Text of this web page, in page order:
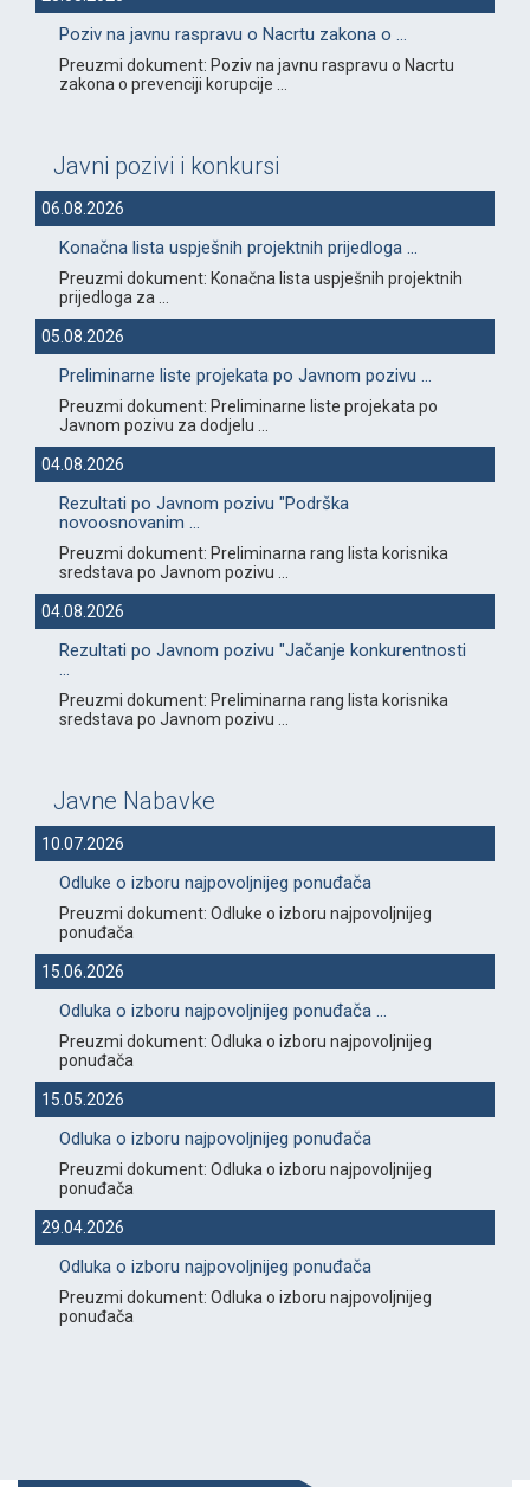
Poziv na javnu raspravu o Nacrtu zakona o ...
Preuzmi dokument: Poziv na javnu raspravu o Nacrtu
zakona o prevenciji korupcije ...
Javni pozivi i konkursi
06.08.2026
Konačna lista uspješnih projektnih prijedloga ...
Preuzmi dokument: Konačna lista uspješnih projektnih
prijedloga za ...
05.08.2026
Preliminarne liste projekata po Javnom pozivu ...
Preuzmi dokument: Preliminarne liste projekata po
Javnom pozivu za dodjelu ...
04.08.2026
Rezultati po Javnom pozivu "Podrška
novoosnovanim ...
Preuzmi dokument: Preliminarna rang lista korisnika
sredstava po Javnom pozivu ...
04.08.2026
Rezultati po Javnom pozivu "Jačanje konkurentnosti
...
Preuzmi dokument: Preliminarna rang lista korisnika
sredstava po Javnom pozivu ...
Javne Nabavke
10.07.2026
Odluke o izboru najpovoljnijeg ponuđača
Preuzmi dokument: Odluke o izboru najpovoljnijeg
ponuđača
15.06.2026
Odluka o izboru najpovoljnijeg ponuđača ...
Preuzmi dokument: Odluka o izboru najpovoljnijeg
ponuđača
15.05.2026
Odluka o izboru najpovoljnijeg ponuđača
Preuzmi dokument: Odluka o izboru najpovoljnijeg
ponuđača
29.04.2026
Odluka o izboru najpovoljnijeg ponuđača
Preuzmi dokument: Odluka o izboru najpovoljnijeg
ponuđača